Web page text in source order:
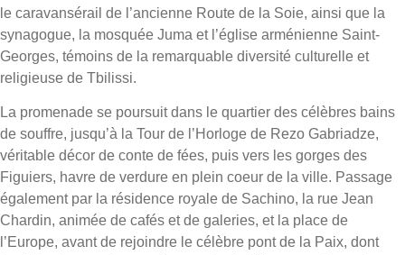
le caravansérail de l’ancienne Route de la Soie, ainsi que la
synagogue, la mosquée Juma et l’église arménienne Saint-
Georges, témoins de la remarquable diversité culturelle et
religieuse de Tbilissi.
La promenade se poursuit dans le quartier des célèbres bains
de souffre, jusqu’à la Tour de l’Horloge de Rezo Gabriadze,
véritable décor de conte de fées, puis vers les gorges des
Figuiers, havre de verdure en plein coeur de la ville. Passage
également par la résidence royale de Sachino, la rue Jean
Chardin, animée de cafés et de galeries, et la place de
l’Europe, avant de rejoindre le célèbre pont de la Paix, dont